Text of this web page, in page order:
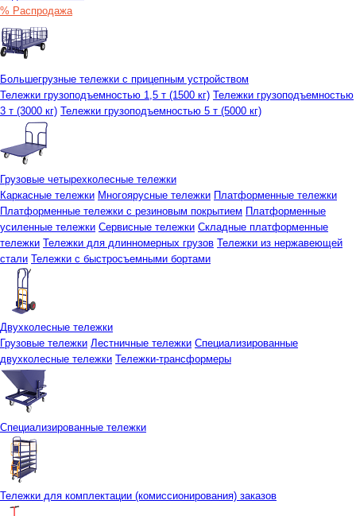
% Распродажа
Большегрузные тележки с прицепным устройством
Тележки грузоподъемностью 1,5 т (1500 кг) Тележки грузоподъемностью
3 т (3000 кг) Тележки грузоподъемностью 5 т (5000 кг)
Грузовые четырехколесные тележки
Каркасные тележки Многоярусные тележки Платформенные тележки
Платформенные тележки с резиновым покрытием Платформенные
усиленные тележки Сервисные тележки Складные платформенные
тележки Тележки для длинномерных грузов Тележки из нержавеющей
стали Тележки с быстросъемными бортами
Двухколесные тележки
Грузовые тележки Лестничные тележки Специализированные
двухколесные тележки Тележки-трансформеры
Специализированные тележки
Тележки для комплектации (комиссионирования) заказов